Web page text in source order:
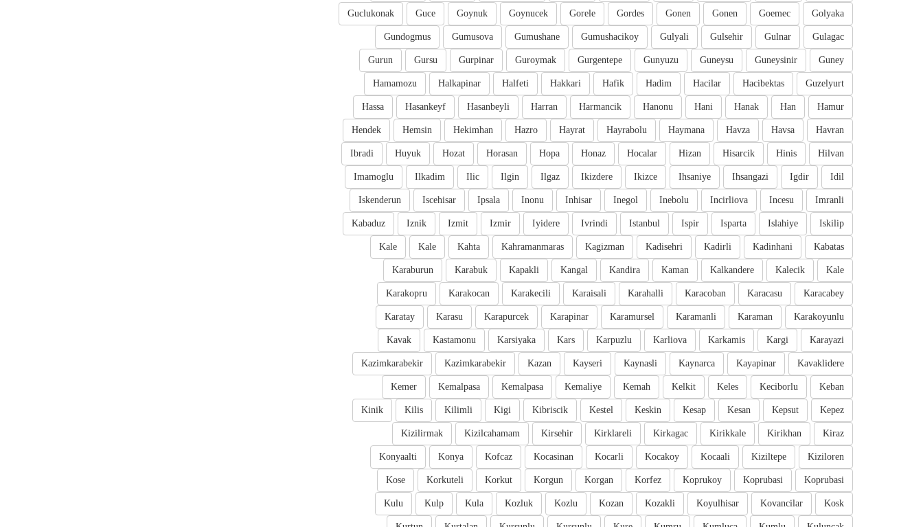
Golyaka
Goemec
Gonen
Gonen
Gordes
Gorele
Goynucek
Goynuk
Guce
Guclukonak
Gulagac
Gulnar
Gulsehir
Gulyali
Gumushacikoy
Gumushane
Gumusova
Gundogmus
Guney
Guneysinir
Guneysu
Gunyuzu
Gurgentepe
Guroymak
Gurpinar
Gursu
Gurun
Guzelyurt
Hacibektas
Hacilar
Hadim
Hafik
Hakkari
Halfeti
Halkapinar
Hamamozu
Hamur
Han
Hanak
Hani
Hanonu
Harmancik
Harran
Hasanbeyli
Hasankeyf
Hassa
Havran
Havsa
Havza
Haymana
Hayrabolu
Hayrat
Hazro
Hekimhan
Hemsin
Hendek
Hilvan
Hinis
Hisarcik
Hizan
Hocalar
Honaz
Hopa
Horasan
Hozat
Huyuk
Ibradi
Idil
Igdir
Ihsangazi
Ihsaniye
Ikizce
Ikizdere
Ilgaz
Ilgin
Ilic
Ilkadim
Imamoglu
Imranli
Incesu
Incirliova
Inebolu
Inegol
Inhisar
Inonu
Ipsala
Iscehisar
Iskenderun
Iskilip
Islahiye
Isparta
Ispir
Istanbul
Ivrindi
Iyidere
Izmir
Izmit
Iznik
Kabaduz
Kabatas
Kadinhani
Kadirli
Kadisehri
Kagizman
Kahramanmaras
Kahta
Kale
Kale
Kale
Kalecik
Kalkandere
Kaman
Kandira
Kangal
Kapakli
Karabuk
Karaburun
Karacabey
Karacasu
Karacoban
Karahalli
Karaisali
Karakecili
Karakocan
Karakopru
Karakoyunlu
Karaman
Karamanli
Karamursel
Karapinar
Karapurcek
Karasu
Karatay
Karayazi
Kargi
Karkamis
Karliova
Karpuzlu
Kars
Karsiyaka
Kastamonu
Kavak
Kavaklidere
Kayapinar
Kaynarca
Kaynasli
Kayseri
Kazan
Kazimkarabekir
Kazimkarabekir
Keban
Keciborlu
Keles
Kelkit
Kemah
Kemaliye
Kemalpasa
Kemalpasa
Kemer
Kepez
Kepsut
Kesan
Kesap
Keskin
Kestel
Kibriscik
Kigi
Kilimli
Kilis
Kinik
Kiraz
Kirikhan
Kirikkale
Kirkagac
Kirklareli
Kirsehir
Kizilcahamam
Kizilirmak
Kiziloren
Kiziltepe
Kocaali
Kocakoy
Kocarli
Kocasinan
Kofcaz
Konya
Konyaalti
Koprubasi
Koprubasi
Koprukoy
Korfez
Korgan
Korgun
Korkut
Korkuteli
Kose
Kosk
Kovancilar
Koyulhisar
Kozakli
Kozan
Kozlu
Kozluk
Kula
Kulp
Kulu